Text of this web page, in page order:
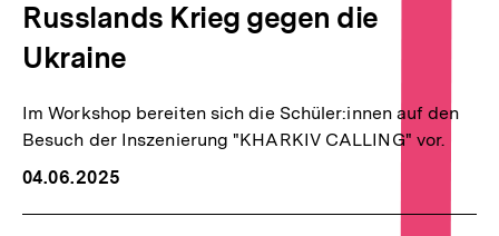
Russlands Krieg gegen die
Ukraine
Im Workshop bereiten sich die Schüler:innen auf den
Besuch der Inszenierung "KHARKIV CALLING" vor.
04.06.2025